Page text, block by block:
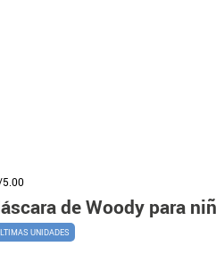
de Woody para
UNIDADES